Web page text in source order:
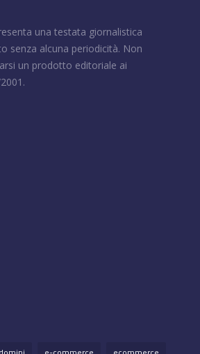
una testata giornalistica
senza alcuna periodicità. Non
un prodotto editoriale ai